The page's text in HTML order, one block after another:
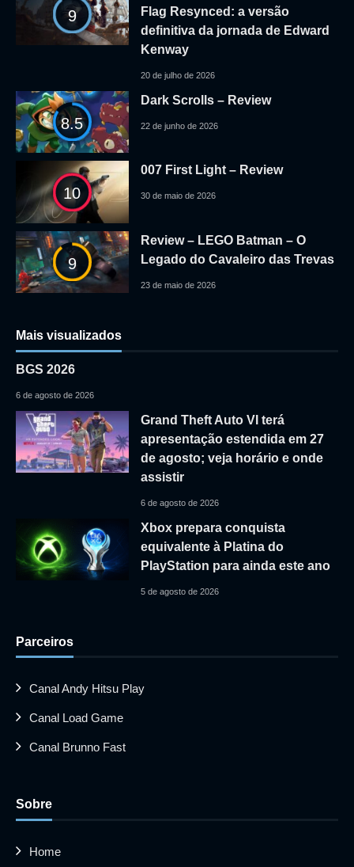
9
Flag Resynced: a versão
definitiva da jornada de Edward
Kenway
20 de julho de 2026
8.5
Dark Scrolls – Review
22 de junho de 2026
10
007 First Light – Review
30 de maio de 2026
9
Review – LEGO Batman – O
Legado do Cavaleiro das Trevas
23 de maio de 2026
Mais visualizados
BGS 2026
6 de agosto de 2026
Grand Theft Auto VI terá
apresentação estendida em 27
de agosto; veja horário e onde
assistir
6 de agosto de 2026
Xbox prepara conquista
equivalente à Platina do
PlayStation para ainda este ano
5 de agosto de 2026
Parceiros
Canal Andy Hitsu Play
Canal Load Game
Canal Brunno Fast
Sobre
Home